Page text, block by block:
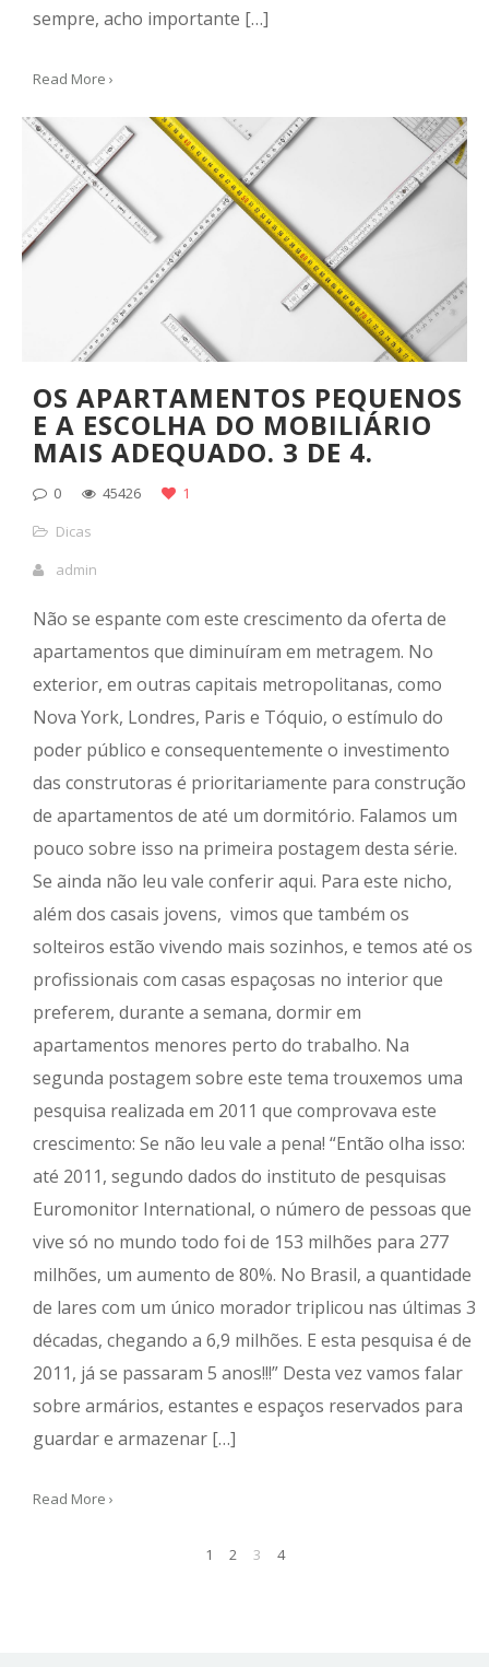
sempre, acho importante […]
Read More ›
OS APARTAMENTOS PEQUENOS
E A ESCOLHA DO MOBILIÁRIO
MAIS ADEQUADO. 3 DE 4.
0 45426
1
Dicas
admin
Não se espante com este crescimento da oferta de
apartamentos que diminuíram em metragem. No
exterior, em outras capitais metropolitanas, como
Nova York, Londres, Paris e Tóquio, o estímulo do
poder público e consequentemente o investimento
das construtoras é prioritariamente para construção
de apartamentos de até um dormitório. Falamos um
pouco sobre isso na primeira postagem desta série.
Se ainda não leu vale conferir aqui. Para este nicho,
além dos casais jovens, vimos que também os
solteiros estão vivendo mais sozinhos, e temos até os
profissionais com casas espaçosas no interior que
preferem, durante a semana, dormir em
apartamentos menores perto do trabalho. Na
segunda postagem sobre este tema trouxemos uma
pesquisa realizada em 2011 que comprovava este
crescimento: Se não leu vale a pena! “Então olha isso:
até 2011, segundo dados do instituto de pesquisas
Euromonitor International, o número de pessoas que
vive só no mundo todo foi de 153 milhões para 277
milhões, um aumento de 80%. No Brasil, a quantidade
de lares com um único morador triplicou nas últimas 3
décadas, chegando a 6,9 milhões. E esta pesquisa é de
2011, já se passaram 5 anos!!!” Desta vez vamos falar
sobre armários, estantes e espaços reservados para
guardar e armazenar […]
Read More ›
1 2 3 4